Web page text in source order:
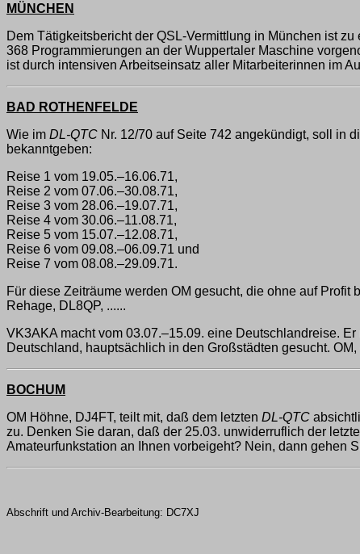
MÜNCHEN
Dem Tätigkeitsbericht der QSL-Vermittlung in München ist
368 Programmierungen an der Wuppertaler Maschine
ist durch intensiven Arbeitseinsatz aller Mitarbeiterinnen im
BAD ROTHENFELDE
Wie im DL-QTC Nr. 12/70 auf Seite 742 angekündigt, soll in
bekanntgeben:
Reise 1 vom 19.05.–16.06.71,
Reise 2 vom 07.06.–30.08.71,
Reise 3 vom 28.06.–19.07.71,
Reise 4 vom 30.06.–11.08.71,
Reise 5 vom 15.07.–12.08.71,
Reise 6 vom 09.08.–06.09.71 und
Reise 7 vom 08.08.–29.09.71.
Für diese Zeiträume werden OM gesucht, die ohne auf
Rehage, DL8QP, ......
VK3AKA macht vom 03.07.–15.09. eine Deutschlandreise.
Deutschland, hauptsächlich in den Großstädten gesucht.
BOCHUM
OM Höhne, DJ4FT, teilt mit, daß dem letzten DL-QTC
zu. Denken Sie daran, daß der 25.03. unwiderruflich der
Amateurfunkstation an Ihnen vorbeigeht? Nein, dann gehen
Abschrift und Archiv-Bearbeitung: DC7XJ